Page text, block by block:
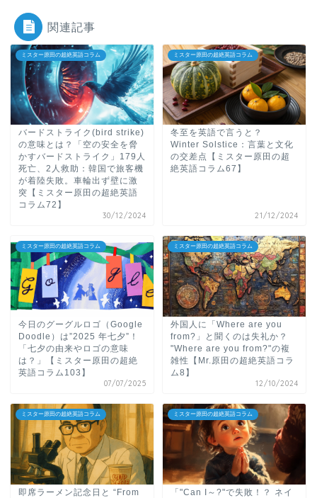
関連記事
ミスター原田の超絶英語コラム
バードストライク(bird strike)
の意味とは？「空の安全を脅
かすバードストライク」179人
死亡、2人救助：韓国で旅客機
が着陸失敗。車輪出ず壁に激
突【ミスター原田の超絶英語
コラム72】
30/12/2024
ミスター原田の超絶英語コラム
冬至を英語で言うと？
Winter Solstice：言葉と文化
の交差点【ミスター原田の超
絶英語コラム67】
21/12/2024
ミスター原田の超絶英語コラム
今日のグーグルロゴ（Google
Doodle）は”2025 年七夕”！
「七夕の由来やロゴの意味
は？」【ミスター原田の超絶
英語コラム103】
07/07/2025
ミスター原田の超絶英語コラム
外国人に「Where are you
from?」と聞くのは失礼か？
"Where are you from?"の複
雑性【Mr.原田の超絶英語コラ
ム8】
12/10/2024
ミスター原田の超絶英語コラム
即席ラーメン記念日と “From
ミスター原田の超絶英語コラム
「"Can I～?"で失敗！？ ネイ